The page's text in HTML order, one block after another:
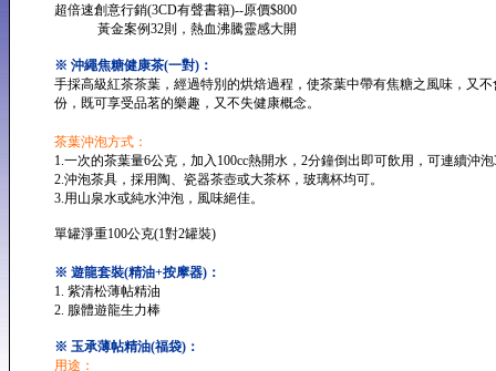
超倍速創意行銷(3CD有聲書籍)--原價$800
黃金案例32則，熱血沸騰靈感大開
※ 沖繩焦糖健康茶(一對)：
手採高級紅茶茶葉，經過特別的烘焙過程，使茶葉中帶有焦糖之風味，又不
份，既可享受品茗的樂趣，又不失健康概念。
茶葉沖泡方式：
1.一次的茶葉量6公克，加入100cc熱開水，2分鐘倒出即可飲用，可連續沖
2.沖泡茶具，採用陶、瓷器茶壺或大茶杯，玻璃杯均可。
3.用山泉水或純水沖泡，風味絕佳。
單罐淨重100公克(1對2罐裝)
※ 遊龍套裝(精油+按摩器)：
1. 紫清松薄帖精油
2. 腺體遊龍生力棒
※ 玉承薄帖精油(福袋)：
用途：